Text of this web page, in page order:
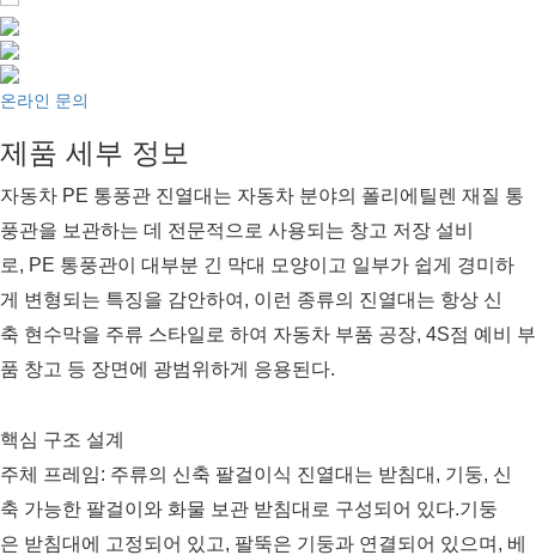
온라인 문의
제품 세부 정보
자동차 PE 통풍관 진열대는 자동차 분야의 폴리에틸렌 재질 통
풍관을 보관하는 데 전문적으로 사용되는 창고 저장 설비
로, PE 통풍관이 대부분 긴 막대 모양이고 일부가 쉽게 경미하
게 변형되는 특징을 감안하여, 이런 종류의 진열대는 항상 신
축 현수막을 주류 스타일로 하여 자동차 부품 공장, 4S점 예비 부
품 창고 등 장면에 광범위하게 응용된다.
핵심 구조 설계
주체 프레임: 주류의 신축 팔걸이식 진열대는 받침대, 기둥, 신
축 가능한 팔걸이와 화물 보관 받침대로 구성되어 있다.기둥
은 받침대에 고정되어 있고, 팔뚝은 기둥과 연결되어 있으며, 베